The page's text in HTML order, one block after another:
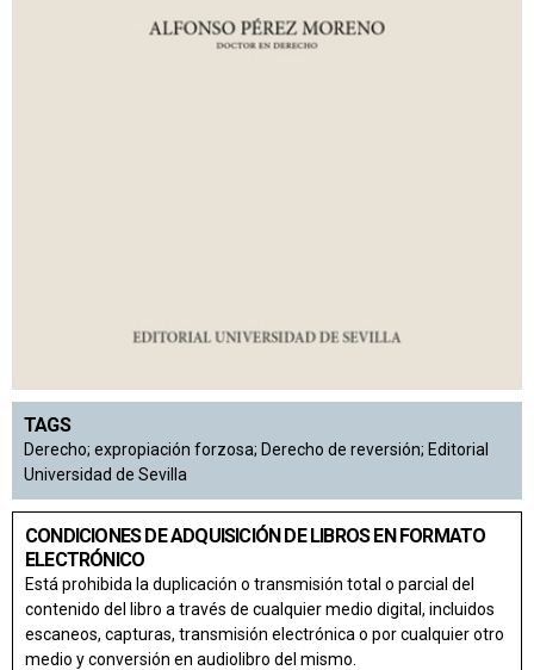
TAGS
Derecho; expropiación forzosa; Derecho de reversión; Editorial
Universidad de Sevilla
CONDICIONES DE ADQUISICIÓN DE LIBROS EN FORMATO
ELECTRÓNICO
Está prohibida la duplicación o transmisión total o parcial del
contenido del libro a través de cualquier medio digital, incluidos
escaneos, capturas, transmisión electrónica o por cualquier otro
medio y conversión en audiolibro del mismo.